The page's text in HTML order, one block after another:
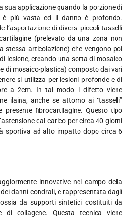
sua applicazione quando la porzione di
è più vasta ed il danno è profondo.
l’asportazione di diversi piccoli tasselli
(prelevato da una zona non
stessa articolazione) che vengono poi
lesione, creando una sorta di mosaico
di mosaico-plastica) composto dai vari
si utilizza per lesioni profonde e di
a 2cm. In tal modo il difetto viene
ilaina, anche se attorno ai “tasselli”
presente fibrocartilagine. Questo tipo
dal carico per circa 40 giorni
sportiva ad alto impatto dopo circa 6
innovative nel campo della
danni condrali, è rappresentata dagli
da supporti sintetici costituiti da
di collagene. Questa tecnica viene